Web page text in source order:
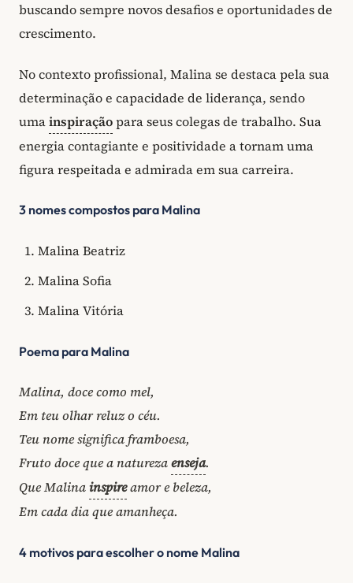
buscando sempre novos desafios e oportunidades de
crescimento.
No contexto profissional, Malina se destaca pela sua
determinação e capacidade de liderança, sendo
umainspiraçãopara seus colegas de trabalho. Sua
energia contagiante e positividade a tornam uma
figura respeitada e admirada em sua carreira.
3 nomes compostos para Malina
Malina Beatriz
Malina Sofia
Malina Vitória
Poema para Malina
Malina, doce como mel,
Em teu olhar reluz o céu.
Teu nome significa framboesa,
Fruto doce que a naturezaenseja.
Que Malinainspireamor e beleza,
Em cada dia que amanheça.
4 motivos para escolher o nome Malina